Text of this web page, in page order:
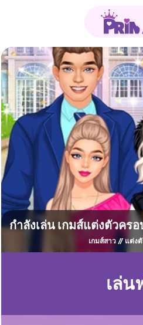
กำลังเล่น เกมส์แต่งตัวคร
เกมส์สาว แต่ง
เล่น